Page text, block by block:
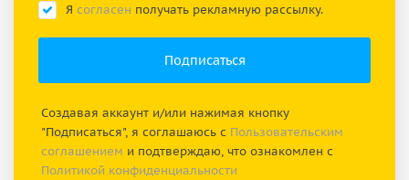
Я согласен получать рекламную рассылку.
Создавая аккаунт и/или нажимая кнопку
"Подписаться", я соглашаюсь с Пользовательским
соглашением и подтверждаю, что ознакомлен с
Политикой конфиденциальности